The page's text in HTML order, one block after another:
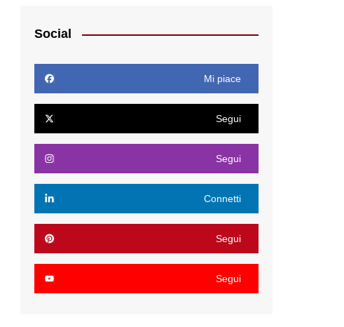
Social
Mi piace
Segui
Segui
Connetti
Segui
Segui